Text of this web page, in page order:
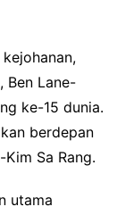
Ben Lane-
ke-15 dunia.
berdepan
Sa Rang.
utama